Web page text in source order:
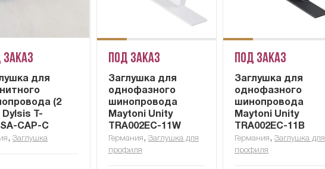
для
(2
Dylsis T-
CAP-C
,Заглушка
Под заказ
Заглушка для
однофазного
шинопровода
Maytoni Unity
TRA002EC-11W
Германия , Заглушка для
профиля
Под заказ
Заглушка для
однофазного
шинопровода
Maytoni Unity
TRA002EC-11B
Германия ,Заглушка для
профиля